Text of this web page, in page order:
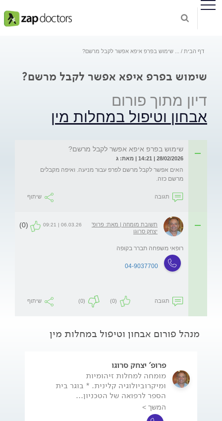
דף הבית שימוש בפרפ איפא אפשר לקבל מרשם?
שימוש בפרפ איפא אפשר לקבל מרשם?
דיון מתוך פורום
אבחון וטיפול במחלות מין
שימוש בפרפ איפא אפשר לקבל מרשם?
28/02/2026 | 14:21 | מאת: ג
האים אפשר לקבל מרשם לפרפ עבור מניעה. ואיפה מקבלים
מרשם כזה.
תגובה שיתוף
תשובת מומחה | מאת: פרופ'
יצחק סרוגו
06.03.26 | 09:21
(0)
רופאי משפחה תברר בקופה
04-9037700
תגובה (0)
(0) שיתוף
מנהל פורום אבחון וטיפול במחלות מין
פרופ' יצחק סרוגו
מומחה למחלות זיהומיות
ומיקרוביולוגיה קלינית. * בוגר בית
הספר לרפואה של הטכניון...
המשך >